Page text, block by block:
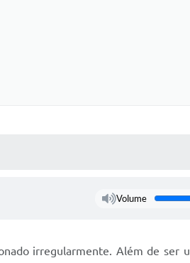
Volume
irregularmente. Além de ser